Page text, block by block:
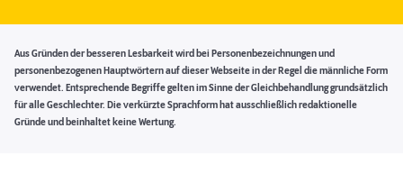
Aus Gründen der besseren Lesbarkeit wird bei Personenbezeichnungen und
personenbezogenen Hauptwörtern auf dieser Webseite in der Regel die männliche Form
verwendet. Entsprechende Begriffe gelten im Sinne der Gleichbehandlung grundsätzlich
für alle Geschlechter. Die verkürzte Sprachform hat ausschließlich redaktionelle
Gründe und beinhaltet keine Wertung.